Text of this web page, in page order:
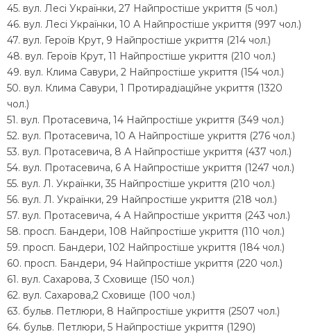
45. вул. Лесі Українки, 27 Найпростіше укриття (5 чол.)
46. вул. Лесі Українки, 10 А Найпростіше укриття (997 чол.)
47. вул. Героїв Крут, 9 Найпростіше укриття (214 чол.)
48. вул. Героїв Крут, 11 Найпростіше укриття (210 чол.)
49. вул. Клима Савури, 2 Найпростіше укриття (154 чол.)
50. вул. Клима Савури, 1 Протирадіаційне укриття (1320
чол.)
51. вул. Протасевича, 14 Найпростіше укриття (349 чол.)
52. вул. Протасевича, 10 А Найпростіше укриття (276 чол.)
53. вул. Протасевича, 8 А Найпростіше укриття (437 чол.)
54. вул. Протасевича, 6 А Найпростіше укриття (1247 чол.)
55. вул. Л. Українки, 35 Найпростіше укриття (210 чол.)
56. вул. Л. Українки, 29 Найпростіше укриття (218 чол.)
57. вул. Протасевича, 4 А Найпростіше укриття (243 чол.)
58. просп. Бандери, 108 Найпростіше укриття (110 чол.)
59. просп. Бандери, 102 Найпростіше укриття (184 чол.)
60. просп. Бандери, 94 Найпростіше укриття (220 чол.)
61. вул. Сахарова, 3 Сховище (150 чол.)
62. вул. Сахарова,2 Сховище (100 чол.)
63. бульв. Петлюри, 8 Найпростіше укриття (2507 чол.)
64. бульв. Петлюри, 5 Найпростіше укриття (1290)